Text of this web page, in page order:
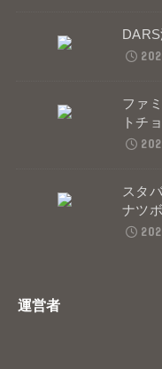
ファ
トチ
スタ
ナツ
運営者